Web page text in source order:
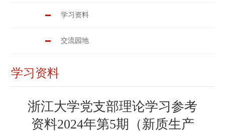
学习资料
交流园地
学习资料
浙江大学党支部理论学习参考
资料2024年第5期（新质生产